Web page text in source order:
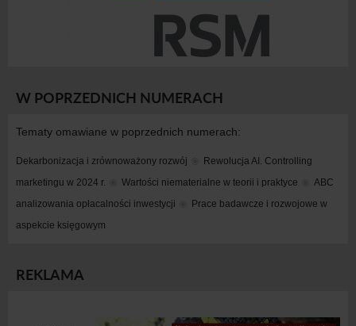
W POPRZEDNICH NUMERACH
Tematy omawiane w poprzednich numerach:
Dekarbonizacja i zrównoważony rozwój
Rewolucja AI. Controlling
marketingu w 2024 r.
Wartości niematerialne w teorii i praktyce
ABC
analizowania opłacalności inwestycji
Prace badawcze i rozwojowe w
aspekcie księgowym
REKLAMA